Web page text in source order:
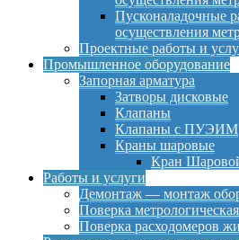
Пусконаладочные
осуществления
Проектные работы и
Промышленное оборудование
Запорная арматура
Затворы дисковые
Клапаны
Клапаны с ПУЭИМ
Краны шаровые
Кран
Работы и услуги
Демонтаж — монтаж
Поверка метрологическая
Поверка расходомеров